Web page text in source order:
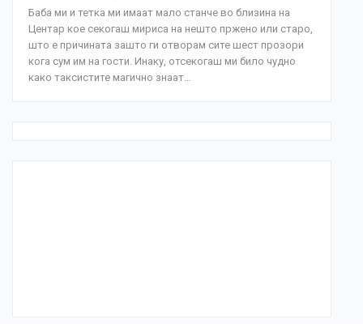
Баба ми и тетка ми имаат мало станче во близина на
Центар кое секогаш мириса на нешто пржено или старо,
што е причината зашто ги отворам сите шест прозори
кога сум им на гости. Инаку, отсекогаш ми било чудно
како таксистите магично знаат…